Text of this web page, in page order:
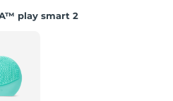
play smart 2